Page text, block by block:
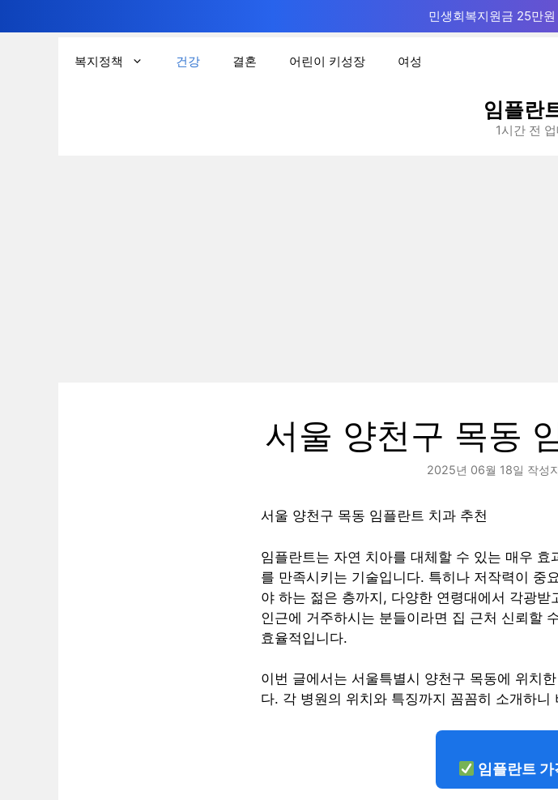
민생회복지원금 25만원
복지정책 건강 결혼 어린이 키성장 여성
임플란
1시간 전
서울 양천구 목동
2025년 06월 18일 작성
서울 양천구 목동 임플란트 치과 추천
임플란트는 자연 치아를 대체할 수 있는 매우
를 만족시키는 기술입니다. 특히나 저작력이 중
야 하는 젊은 층까지, 다양한 연령대에서 각광
인근에 거주하시는 분들이라면 집 근처 신뢰할
효율적입니다.
이번 글에서는 서울특별시 양천구 목동에 위치
다. 각 병원의 위치와 특징까지 꼼꼼히 소개하니
임플란트